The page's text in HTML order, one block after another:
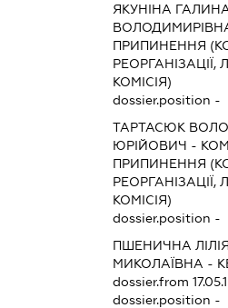
ЯКУНІНА
ПРИПИНЕННЯ
РЕОРГАНІЗАЦІЇ,
КОМІСІЯ)
dossier.position -
ТАРТАСЮК
ЮРІЙОВИЧ -
ПРИПИНЕННЯ
РЕОРГАНІЗАЦІЇ,
КОМІСІЯ)
dossier.position -
ПШЕНИЧНА ЛІЛІЯ
МИКОЛАЇВНА -
dossier.from
dossier.position -